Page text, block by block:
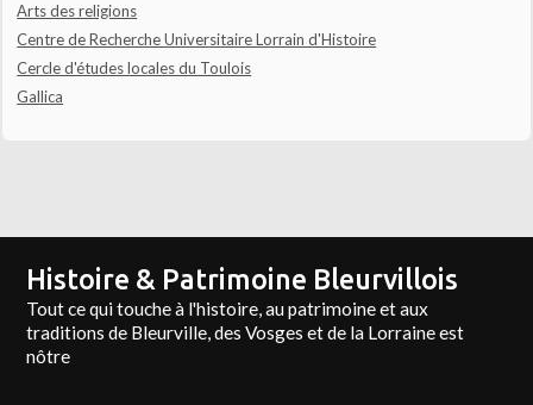
Arts des religions
Centre de Recherche Universitaire Lorrain d'Histoire
Cercle d'études locales du Toulois
Gallica
Histoire & Patrimoine Bleurvillois
Tout ce qui touche à l'histoire, au patrimoine et aux
traditions de Bleurville, des Vosges et de la Lorraine est
nôtre